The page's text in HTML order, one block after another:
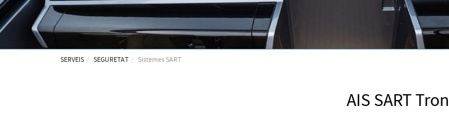
SERVEIS SEGURETAT Sistemes SART
AIS SART Tron